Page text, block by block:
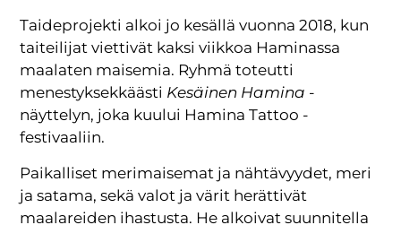
Taideprojekti alkoi jo kesällä vuonna 2018, kun
taiteilijat viettivät kaksi viikkoa Haminassa
maalaten maisemia. Ryhmä toteutti
menestyksekkäästi Kesäinen Hamina -
näyttelyn, joka kuului Hamina Tattoo -
festivaaliin.
Paikalliset merimaisemat ja nähtävyydet, meri
ja satama, sekä valot ja värit herättivät
maalareiden ihastusta. He alkoivat suunnitella